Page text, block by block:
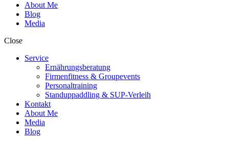
About Me
Blog
Media
Close
Service
Ernährungsberatung
Firmenfitness & Groupevents
Personaltraining
Standuppaddling & SUP-Verleih
Kontakt
About Me
Media
Blog